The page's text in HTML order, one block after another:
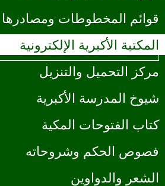
قوائم المخطوطات ومصادرها
المكتبة الأكبرية الإلكترونية
مركز التحميل والتنزيل
شيوخ المدرسة الأكبرية
كتاب الفتوحات المكية
فصوص الحكم وشروحاته
الشعر والدواوين